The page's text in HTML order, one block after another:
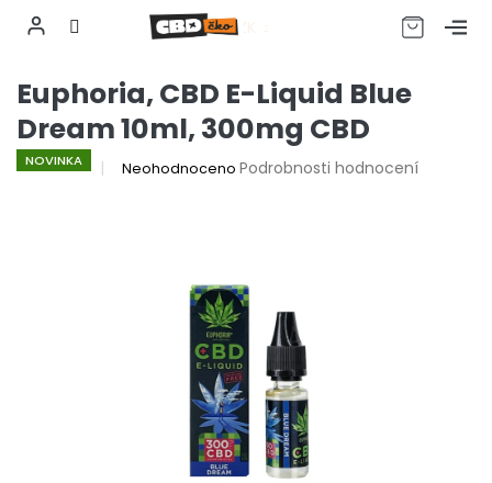
obsah
CZK
Euphoria, CBD E-Liquid Blue
Dream 10ml, 300mg CBD
NOVINKA
Průměrné
hvězdiček.
Neohodnoceno Podrobnosti hodnocení